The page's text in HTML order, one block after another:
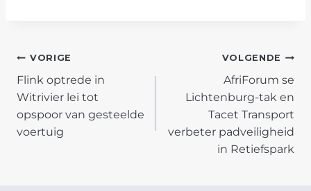
POST
NAVIGATION
VORIGE
Flink optrede in
Witrivier lei tot
opspoor van gesteelde
voertuig
VOLGENDE
AfriForum se
Lichtenburg-tak en
Tacet Transport
verbeter padveiligheid
in Retiefspark